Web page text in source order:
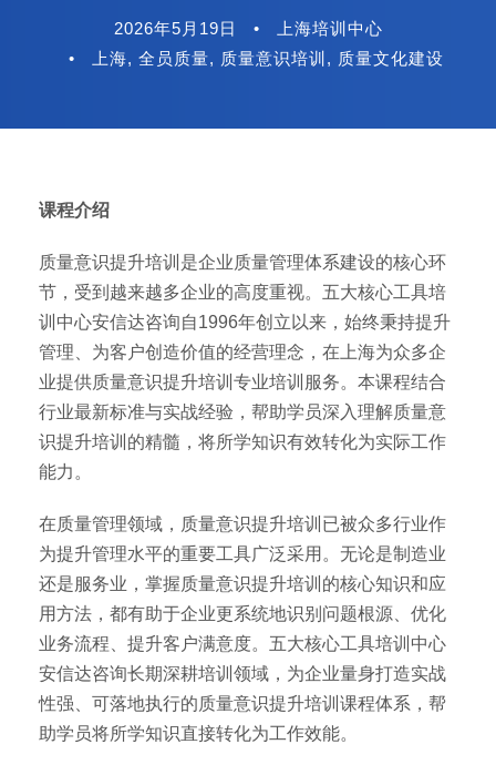
2026年5月19日 •
上海培训中心
•
上海, 全员质量, 质量意识培训 , 质量文化建设
课程介绍
质量意识提升培训是企业质量管理体系建设的核心环
节，受到越来越多企业的高度重视。五大核心工具培
训中心安信达咨询自1996年创立以来，始终秉持提升
管理、为客户创造价值的经营理念，在上海为众多企
业提供质量意识提升培训专业培训服务。本课程结合
行业最新标准与实战经验，帮助学员深入理解质量意
识提升培训的精髓，将所学知识有效转化为实际工作
能力。
在质量管理领域，质量意识提升培训已被众多行业作
为提升管理水平的重要工具广泛采用。无论是制造业
还是服务业，掌握质量意识提升培训的核心知识和应
用方法，都有助于企业更系统地识别问题根源、优化
业务流程、提升客户满意度。五大核心工具培训中心
安信达咨询长期深耕培训领域，为企业量身打造实战
性强、可落地执行的质量意识提升培训课程体系，帮
助学员将所学知识直接转化为工作效能。